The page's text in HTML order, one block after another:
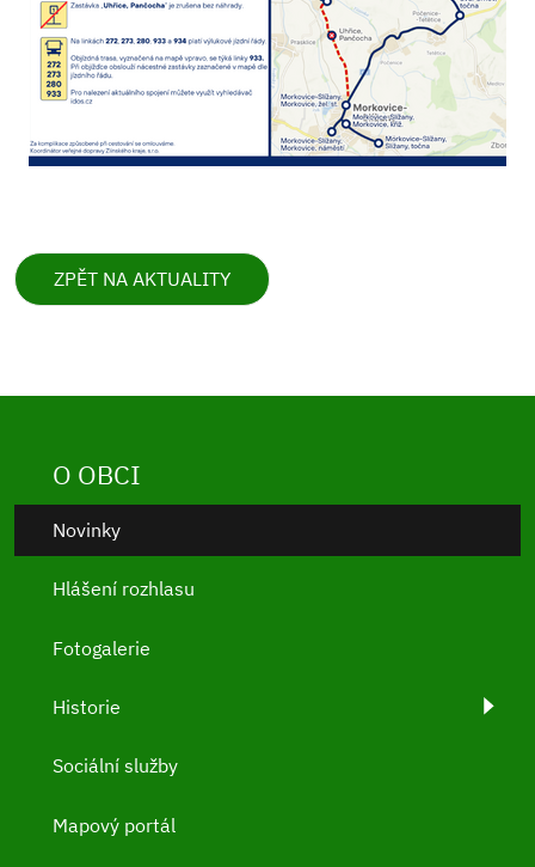
ZPĚT NA AKTUALITY
O OBCI
Novinky
Hlášení rozhlasu
Fotogalerie
Historie
Sociální služby
Mapový portál